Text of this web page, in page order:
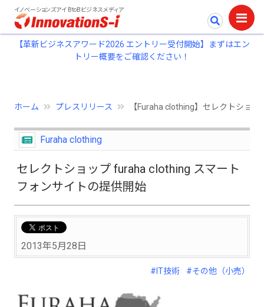
イノベーションズアイ BtoBビジネスメディア
【革新ビジネスアワード2026 エントリー受付開始】まずはエン
トリー概要をご確認ください！
ホーム プレスリリース 【Furaha clothing】セレクトショ
Furaha clothing
セレクトショップ furaha clothing スマート
フォンサイトの提供開始
2013年5月28日
#IT技術 #その他（小売）